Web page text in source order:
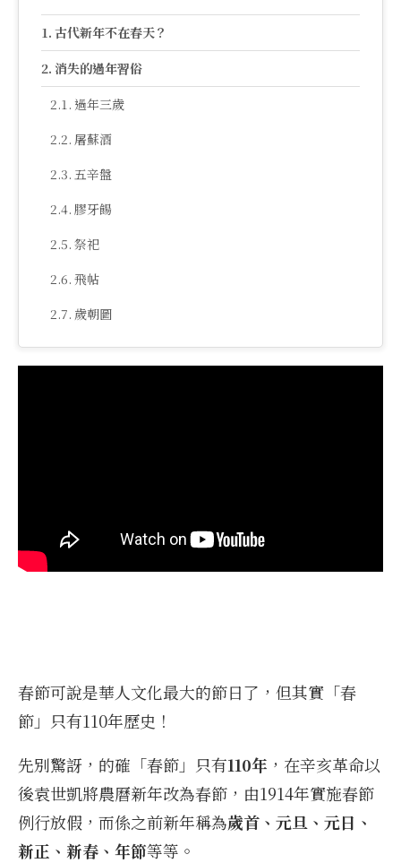
古代新年不在春天？
消失的過年習俗
過年三歲
屠蘇酒
五辛盤
膠牙餳
祭祀
飛帖
歲朝圖
春節可說是華人文化最大的節日了，但其實「春
節」只有110年歷史！
先別驚訝，的確「春節」只有110年 ，在辛亥革命以
後袁世凱將農曆新年改為春節，由1914年實施春節
例行放假，而係之前新年稱為歲首、元旦、元日、
新正、新春、年節等等。